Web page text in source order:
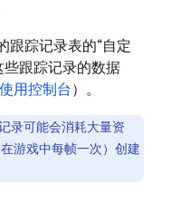
跟踪记录表的“自定
些跟踪记录的数据
用控制台）。
录可能会消耗大量资
游戏中每帧一次）创建